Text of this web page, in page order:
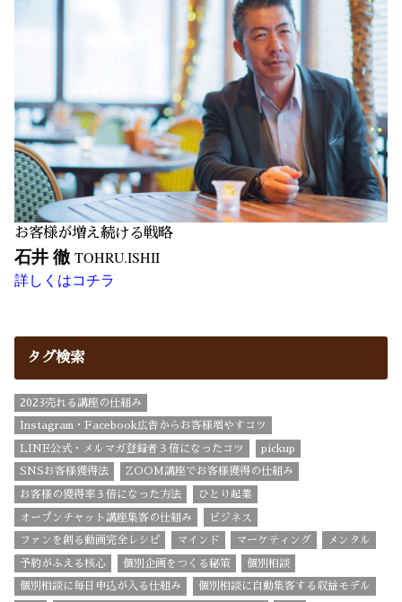
お客様が増え続ける戦略
石井 徹 TOHRU.ISHII
詳しくはコチラ
タグ検索
2023売れる講座の仕組み
Instagram・Facebook広告からお客様増やすコツ
LINE公式・メルマガ登録者３倍になったコツ pickup
SNSお客様獲得法 ZOOM講座でお客様獲得の仕組み
お客様の獲得率３倍になった方法 ひとり起業
オープンチャット講座集客の仕組み ビジネス
ファンを創る動画完全レシピ マインド マーケティング メンタル
予約がふえる核心 個別企画をつくる秘策 個別相談
個別相談に毎日申込が入る仕組み 個別相談に自動集客する収益モデル